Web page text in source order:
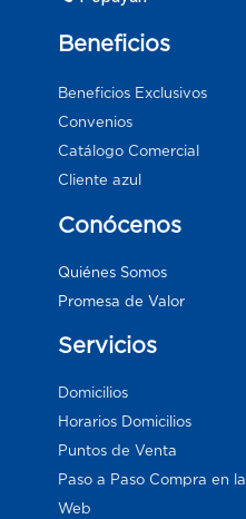
Beneficios
Beneficios Exclusivos
Convenios
Catálogo Comercial
Cliente azul
Conócenos
Quiénes Somos
Promesa de Valor
Servicios
Domicilios
Horarios Domicilios
Puntos de Venta
Paso a Paso Compra en la
Web